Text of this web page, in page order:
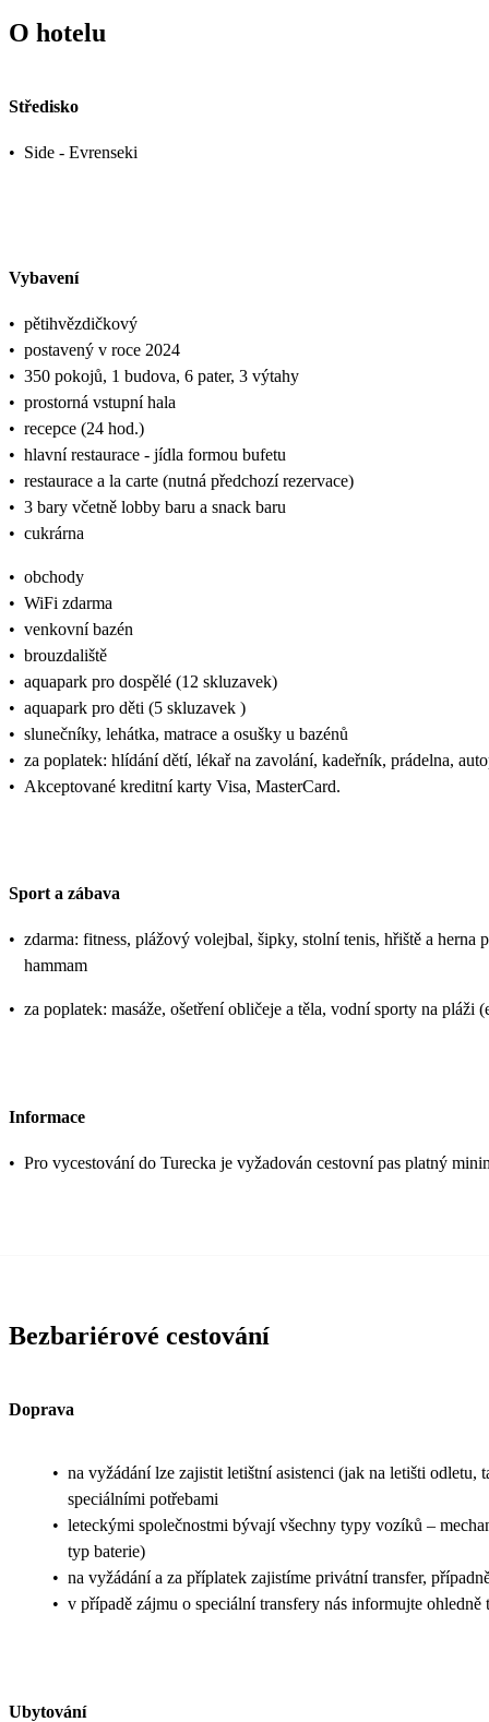
O hotelu
Středisko
• Side - Evrenseki
Vybavení
• pětihvězdičkový
• postavený v roce 2024
• 350 pokojů, 1 budova, 6 pater, 3 výtahy
• prostorná vstupní hala
• recepce (24 hod.)
• hlavní restaurace - jídla formou bufetu
• restaurace a la carte (nutná předchozí rezervace)
• 3 bary včetně lobby baru a snack baru
• cukrárna
• obchody
• WiFi zdarma
• venkovní bazén
• brouzdaliště
• aquapark pro dospělé (12 skluzavek)
• aquapark pro děti (5 skluzavek )
• slunečníky, lehátka, matrace a osušky u bazénů
• za poplatek: hlídání dětí, lékař na zavolání, kadeřník, prádelna,
• Akceptované kreditní karty Visa, MasterCard.
Sport a zábava
• zdarma: fitness, plážový volejbal, šipky, stolní tenis, hřiště a
hammam
• za poplatek: masáže, ošetření obličeje a těla, vodní sporty na pláži
Informace
• Pro vycestování do Turecka je vyžadován cestovní pas platný
Bezbariérové cestování
Doprava
• na vyžádání lze zajistit letištní asistenci (jak na letišti odletu,
speciálními potřebami
• leteckými společnostmi bývají všechny typy vozíků –
typ baterie)
• na vyžádání a za příplatek zajistíme privátní transfer,
• v případě zájmu o speciální transfery nás informujte
Ubytování